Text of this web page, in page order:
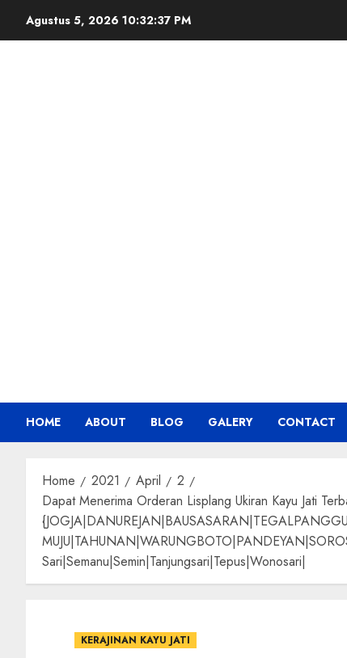
Agustus 5, 2026 10:32:38 PM
HOME ABOUT BLOG GALERY CONTACT
Home 2021 April
2
Dapat Menerima Orderan Lisplang Ukiran Kayu Jati
Sari|Semanu|Semin|Tanjungsari|Tepus|Wonosari|
KERAJINAN KAYU JATI